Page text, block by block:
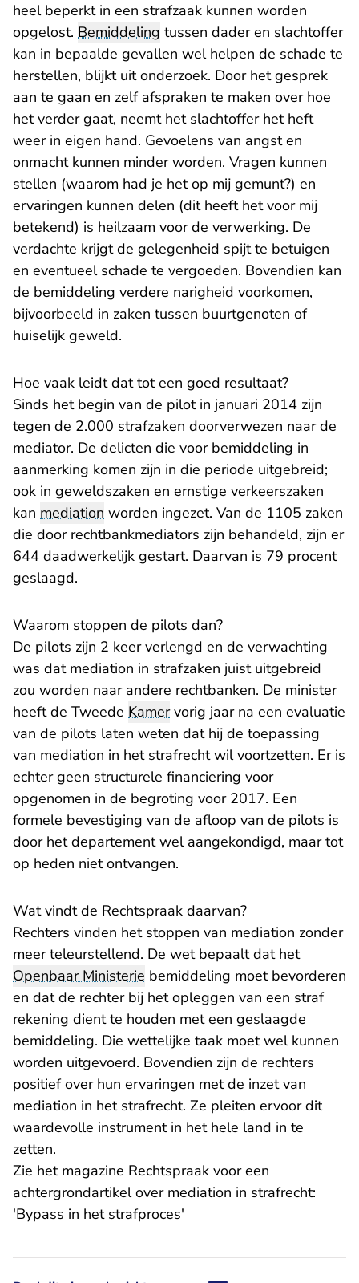
heel beperkt in een strafzaak kunnen worden
opgelost. Bemiddeling tussen dader en slachtoffer
kan in bepaalde gevallen wel helpen de schade te
herstellen, blijkt uit onderzoek. Door het gesprek
aan te gaan en zelf afspraken te maken over hoe
het verder gaat, neemt het slachtoffer het heft
weer in eigen hand. Gevoelens van angst en
onmacht kunnen minder worden. Vragen kunnen
stellen (waarom had je het op mij gemunt?) en
ervaringen kunnen delen (dit heeft het voor mij
betekend) is heilzaam voor de verwerking. De
verdachte krijgt de gelegenheid spijt te betuigen
en eventueel schade te vergoeden. Bovendien kan
de bemiddeling verdere narigheid voorkomen,
bijvoorbeeld in zaken tussen buurtgenoten of
huiselijk geweld.
Hoe vaak leidt dat tot een goed resultaat?
Sinds het begin van de pilot in januari 2014 zijn
tegen de 2.000 strafzaken doorverwezen naar de
mediator. De delicten die voor bemiddeling in
aanmerking komen zijn in die periode uitgebreid;
ook in geweldszaken en ernstige verkeerszaken
kan mediation worden ingezet. Van de 1105 zaken
die door rechtbankmediators zijn behandeld, zijn er
644 daadwerkelijk gestart. Daarvan is 79 procent
geslaagd.
Waarom stoppen de pilots dan?
De pilots zijn 2 keer verlengd en de verwachting
was dat mediation in strafzaken juist uitgebreid
zou worden naar andere rechtbanken. De minister
heeft de Tweede Kamervorig jaar na een evaluatie
van de pilots laten weten dat hij de toepassing
van mediation in het strafrecht wil voortzetten. Er is
echter geen structurele financiering voor
opgenomen in de begroting voor 2017. Een
formele bevestiging van de afloop van de pilots is
door het departement wel aangekondigd, maar tot
op heden niet ontvangen.
Wat vindt de Rechtspraak daarvan?
Rechters vinden het stoppen van mediation zonder
meer teleurstellend. De wet bepaalt dat het
Openbaar Ministerie bemiddeling moet bevorderen
en dat de rechter bij het opleggen van een straf
rekening dient te houden met een geslaagde
bemiddeling. Die wettelijke taak moet wel kunnen
worden uitgevoerd. Bovendien zijn de rechters
positief over hun ervaringen met de inzet van
mediation in het strafrecht. Ze pleiten ervoor dit
waardevolle instrument in het hele land in te
zetten.
Zie het magazine Rechtspraak voor een
achtergrondartikel over mediation in strafrecht:
'Bypass in het strafproces'